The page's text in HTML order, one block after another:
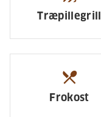
Træpillegrill
restaurant_menu
Frokost